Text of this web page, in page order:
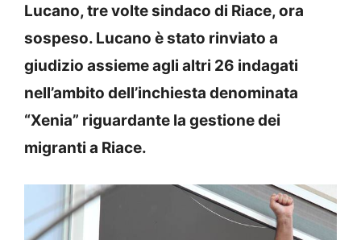
Lucano, tre volte sindaco di Riace, ora
sospeso. Lucano è stato rinviato a
giudizio assieme agli altri 26 indagati
nell’ambito dell’inchiesta denominata
“Xenia” riguardante la gestione dei
migranti a Riace.